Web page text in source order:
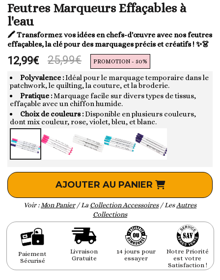
Feutres Marqueurs Effaçables à
l'eau
🖍️ Transformez vos idées en chefs-d'œuvre avec nos feutres
effaçables, la clé pour des marquages précis et créatifs ! ✨👗
12,99€ 25,99€ PROMOTION - 50%
Polyvalence :Idéal pour le marquage temporaire dans le
patchwork, le quilting, la couture, et la broderie.
Pratique :Marquage facile sur divers types de tissus,
effaçable avec un chiffon humide.
Choix de couleurs :Disponible en plusieurs couleurs,
dont mix couleur, rose, violet, bleu, et blanc.
AJOUTER AU PANIER
Voir : Mon Panier/ La Collection Accessoires/ LesAutres
Collections
Paiement
Sécurisé
Livraison
Gratuite
14 jours pour
essayer
Notre Priorité
est votre
Satisfaction !